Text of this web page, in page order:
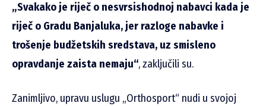
„Svakako je riječ o nesvrsishodnoj nabavci kada je
riječ o Gradu Banjaluka, jer razloge nabavke i
trošenje budžetskih sredstava, uz smisleno
opravdanje zaista nemaju“, zaključili su.
Zanimljivo, upravu uslugu „Orthosport“ nudi u svojoj